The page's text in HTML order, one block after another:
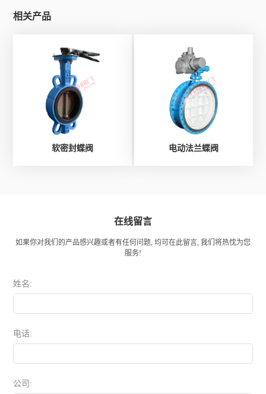
相关产品
软密封蝶阀 电动法兰蝶阀
在线留言
如果你对我们的产品感兴趣或者有任何问题, 均可在此留言, 我们将热忱为您
服务!
姓名:
电话:
公司: